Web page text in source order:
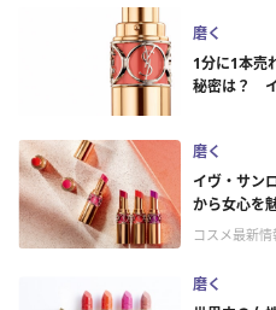
磨く
1分に1本売
秘密は？
磨く
イヴ・サン
から女心を
コスメ最新情
磨く